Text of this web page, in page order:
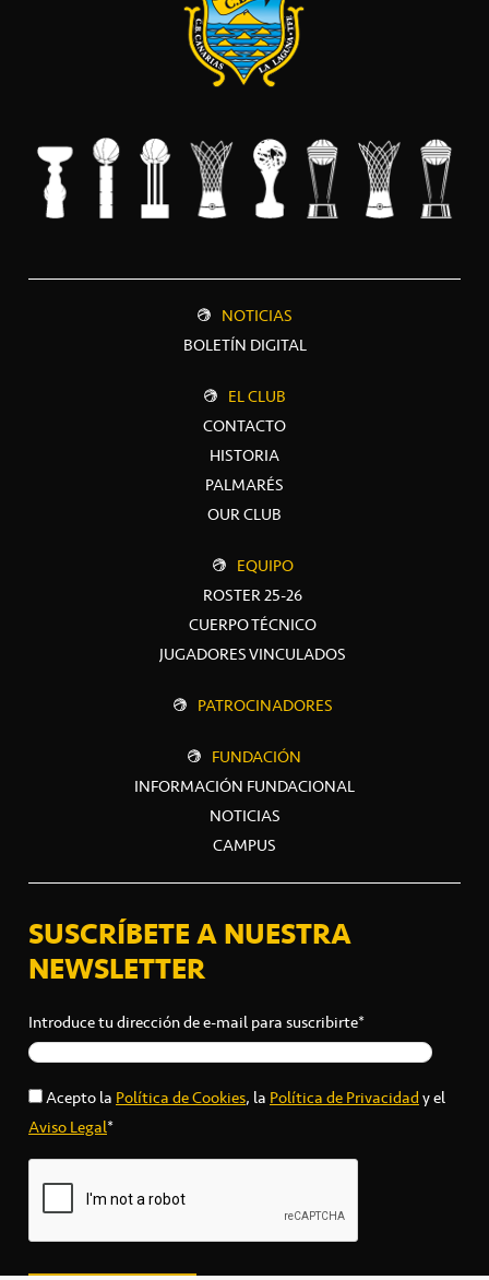
NOTICIAS
BOLETÍN DIGITAL
EL CLUB
CONTACTO
HISTORIA
PALMARÉS
OUR CLUB
EQUIPO
ROSTER 25-26
CUERPO TÉCNICO
JUGADORES VINCULADOS
PATROCINADORES
FUNDACIÓN
INFORMACIÓN FUNDACIONAL
NOTICIAS
CAMPUS
SUSCRÍBETE A NUESTRA
NEWSLETTER
Introduce tu dirección de e-mail para suscribirte*
Acepto laPolítica de Cookies, laPolítica de Privacidady el
Aviso Legal*